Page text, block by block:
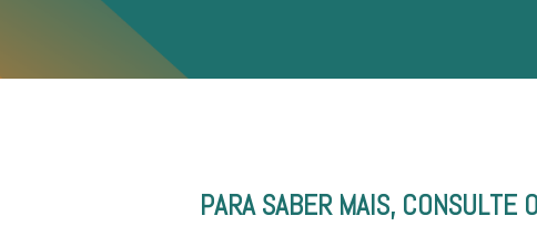
PARA SABER MAIS, CONSULTE